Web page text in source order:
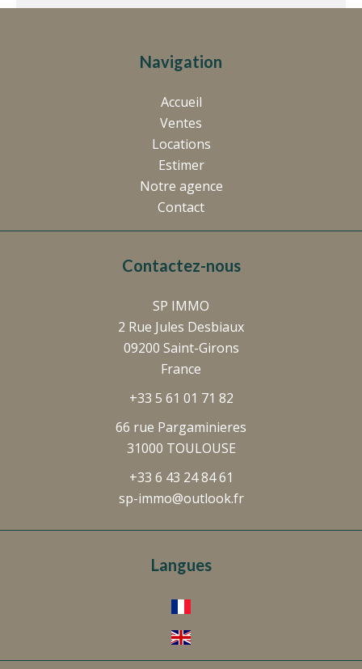
Navigation
Accueil
Ventes
Locations
Estimer
Notre agence
Contact
Contactez-nous
SP IMMO
2 Rue Jules Desbiaux
09200 Saint-Girons
France
+33 5 61 01 71 82
66 rue Pargaminieres
31000 TOULOUSE
+33 6 43 24 84 61
sp-immo@outlook.fr
Langues